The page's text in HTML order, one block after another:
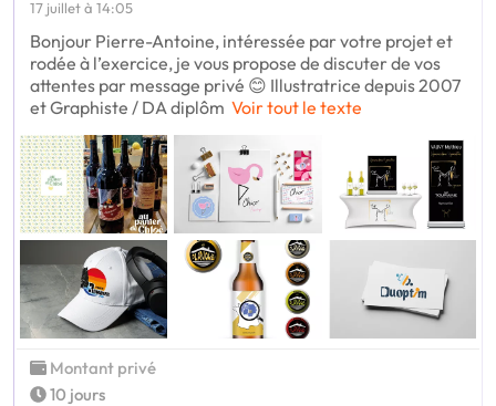
17 juillet à 14:05
Bonjour Pierre-Antoine, intéressée par votre projet et
rodée à l’exercice, je vous propose de discuter de vos
attentes par message privé 😊 Illustratrice depuis 2007
et Graphiste / DA diplôm Voir tout le texte
Montant privé
10 jours